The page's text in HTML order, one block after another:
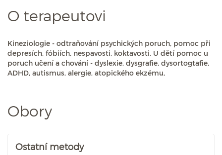
O terapeutovi
Kineziologie - odtraňování psychických poruch, pomoc při
depresích, fóbiích, nespavosti, koktavosti. U dětí pomoc u
poruch učení a chování - dyslexie, dysgrafie, dysortogtafie,
ADHD, autismus, alergie, atopického ekzému,
Obory
Ostatní metody